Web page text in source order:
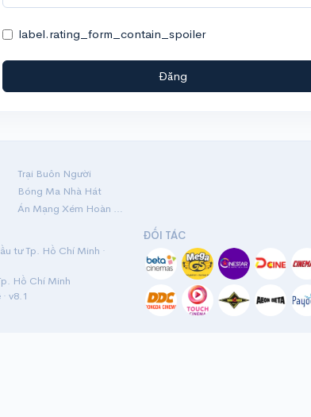
label.rating_form_contain_spoiler
Đăng
Trại Buôn Người
Bóng Ma Nhà Hát
Án Mạng Xém Hoàn Hảo
tư Tp. Hồ Chí Minh ·
Hồ Chí Minh
· v8.1
ĐỐI TÁC